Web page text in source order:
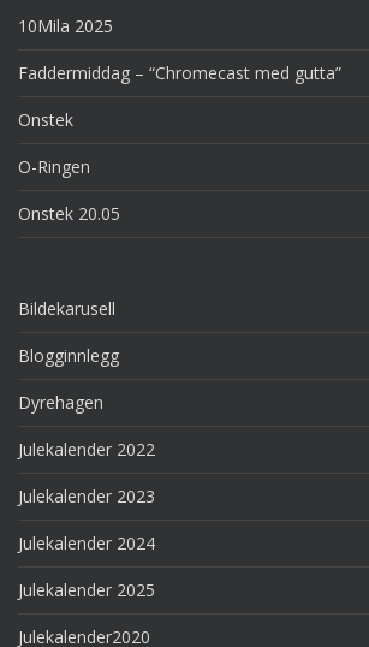
10Mila 2025
Faddermiddag – “Chromecast med gutta”
Onstek
O-Ringen
Onstek 20.05
Bildekarusell
Blogginnlegg
Dyrehagen
Julekalender 2022
Julekalender 2023
Julekalender 2024
Julekalender 2025
Julekalender2020